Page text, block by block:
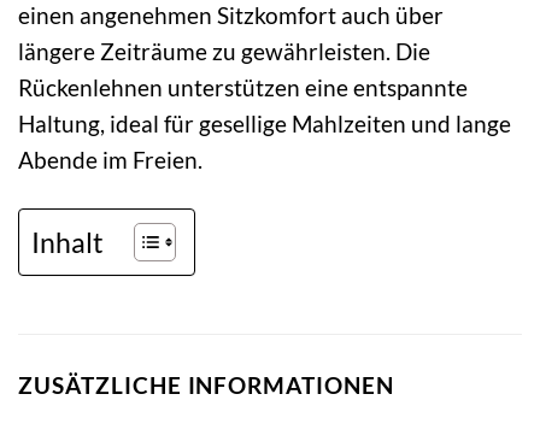
einen angenehmen Sitzkomfort auch über
längere Zeiträume zu gewährleisten. Die
Rückenlehnen unterstützen eine entspannte
Haltung, ideal für gesellige Mahlzeiten und lange
Abende im Freien.
Inhalt
ZUSÄTZLICHE INFORMATIONEN